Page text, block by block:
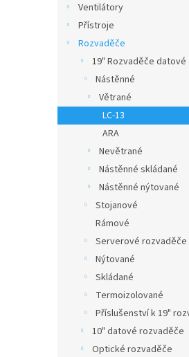
Ventilátory
Přístroje
Rozvaděče
19" Rozvaděče datové
Nástěnné
Větrané
LC-13
ARA
Nevětrané
Nástěnné skládané
Nástěnné nýtované
Stojanové
Rámové
Serverové rozvaděče
Nýtované
Skládané
Termoizolované
Příslušenství k 19"
10" datové rozvaděče
Optické rozvaděče